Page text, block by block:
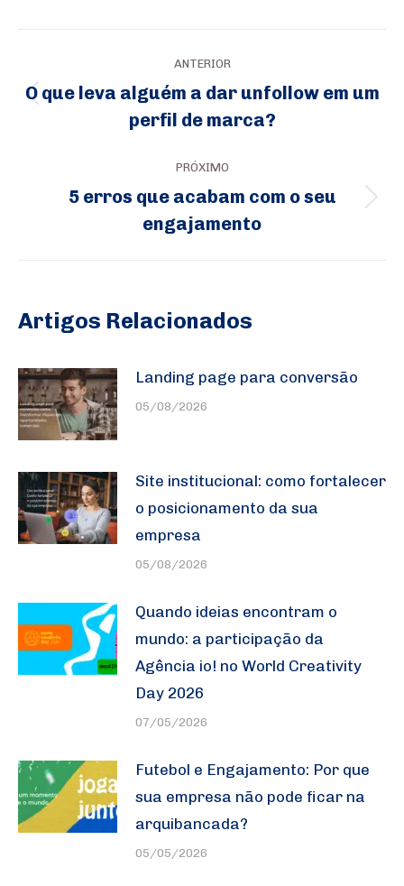
de
ANTERIOR
O que leva alguém a dar unfollow em um
perfil de marca?
PRÓXIMO
5 erros que acabam com o seu
engajamento
Artigos Relacionados
Landing page para conversão
05/08/2026
Site institucional: como fortalecer
o posicionamento da sua
empresa
05/08/2026
Quando ideias encontram o
mundo: a participação da
Agência io! no World Creativity
Day 2026
07/05/2026
Futebol e Engajamento: Por que
sua empresa não pode ficar na
arquibancada?
05/05/2026